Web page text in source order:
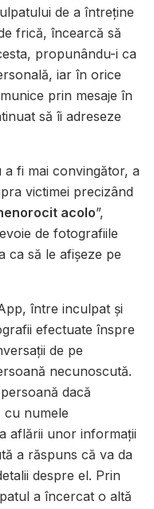
de a întreține
frică, încearcă să
propunându-i ca
iar în orice
prin mesaje în
să îi adreseze
fi mai convingător, a
victimei precizând
acolo”,
de fotografiile
ca să le afișeze pe
între inculpat și
efectuate înspre
de pe
necunoscută.
dacă
cu numele
aflării unor informații
a răspuns că va da
despre el. Prin
a încercat o altă